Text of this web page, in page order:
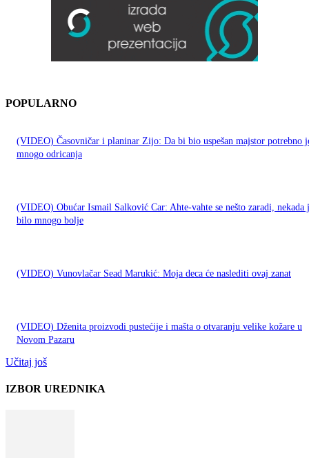
POPULARNO
(VIDEO) Časovničar i planinar Zijo: Da bi bio uspešan majstor potrebno
mnogo odricanja
(VIDEO) Obućar Ismail Salković Car: Ahte-vahte se nešto zaradi, nekada
bilo mnogo bolje
(VIDEO) Vunovlačar Sead Marukić: Moja deca će naslediti ovaj zanat
(VIDEO) Dženita proizvodi pustećije i mašta o otvaranju velike kožare u
Novom Pazaru
Učitaj još
IZBOR UREDNIKA